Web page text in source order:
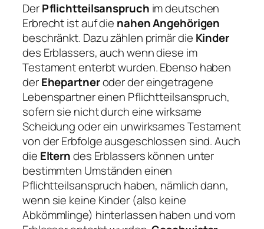
DerPflichtteilsanspruch im deutschen
Erbrecht ist auf die nahen Angehörigen
beschränkt. Dazu zählen primär die Kinder
des Erblassers, auch wenn diese im
Testament enterbt wurden. Ebenso haben
derEhepartneroder der eingetragene
Lebenspartner einen Pflichtteilsanspruch,
sofern sie nicht durch eine wirksame
Scheidung oder ein unwirksames Testament
von der Erbfolge ausgeschlossen sind. Auch
die Elterndes Erblassers können unter
bestimmten Umständen einen
Pflichtteilsanspruch haben, nämlich dann,
wenn sie keine Kinder (also keine
Abkömmlinge) hinterlassen haben und vom